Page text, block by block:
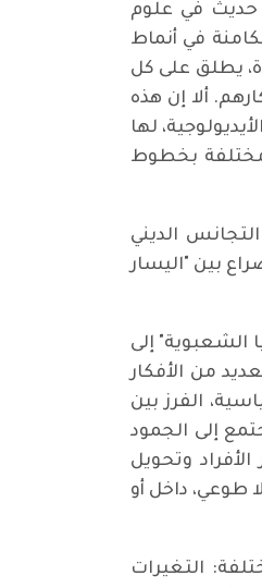
حديث في علوم
في أنماط
يطلق على كل
ألا إن هذه
لها
بخطوط
الديني
بين "اليسار
الشعبوية" إلى
من الأفكار
الفرز بين
إلى الجمود
وتحويل
طوعي، داخل أو
التغيرات